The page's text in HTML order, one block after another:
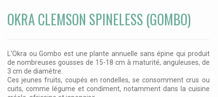
OKRA CLEMSON SPINELESS (GOMBO)
L'Okra ou Gombo est une plante annuelle sans épine qui produit
de nombreuses gousses de 15-18 cm à maturité, anguleuses, de
3 cm de diamètre.
Ces jeunes fruits, coupés en rondelles, se consomment crus ou
cuits, comme légume et condiment, notamment dans la cuisine